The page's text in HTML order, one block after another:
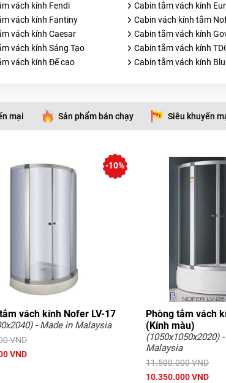
vách kính Fendi Cabin tắm vách kính
vách kính Fantiny
Cabin vách kính tắm
vách kính Caesar
Cabin tắm vách kính
vách kính Sáng Tạo
Cabin tắm vách kính
vách kính Đế cao
Cabin tắm vách kính
mại Sản phẩm bán chạy Siêu khuyến
vách kính Nofer LV-17
- Made in Malaysia
VND
VND
-10%
Phòng tắm vách
(Kính màu)
(1050x1050x2020)
Malaysia
11.500.000 VND
10.350.000 VND